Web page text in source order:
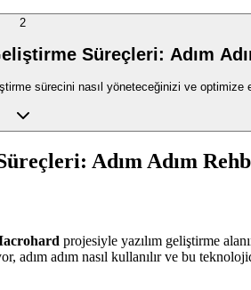
2
Süreçleri: Adım
sürecini nasıl yöneteceğinizi ve optimize
Adım Adım
projesiyle yazılım geliştirme
adım adım nasıl kullanılır ve bu